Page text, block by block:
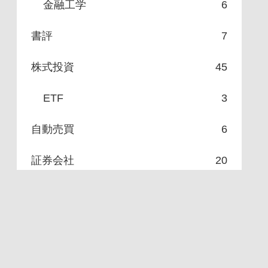
金融工学 6
書評 7
株式投資 45
ETF 3
自動売買 6
証券会社 20